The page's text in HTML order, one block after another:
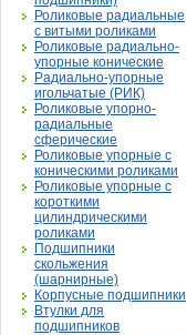
Роликовые радиальные
с витыми роликами
Роликовые радиально-
упорные конические
Радиально-упорные
игольчатые (РИК)
Роликовые упорно-
радиальные
сферические
Роликовые упорные с
коническими роликами
Роликовые упорные с
короткими
цилиндрическими
роликами
Подшипники
скольжения
(шарнирные)
Корпусные подшипники
Втулки для
подшипников